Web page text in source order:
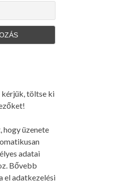
kérjük, töltse ki
hogy üzenete
adatai
Bővebb
el adatkezelési